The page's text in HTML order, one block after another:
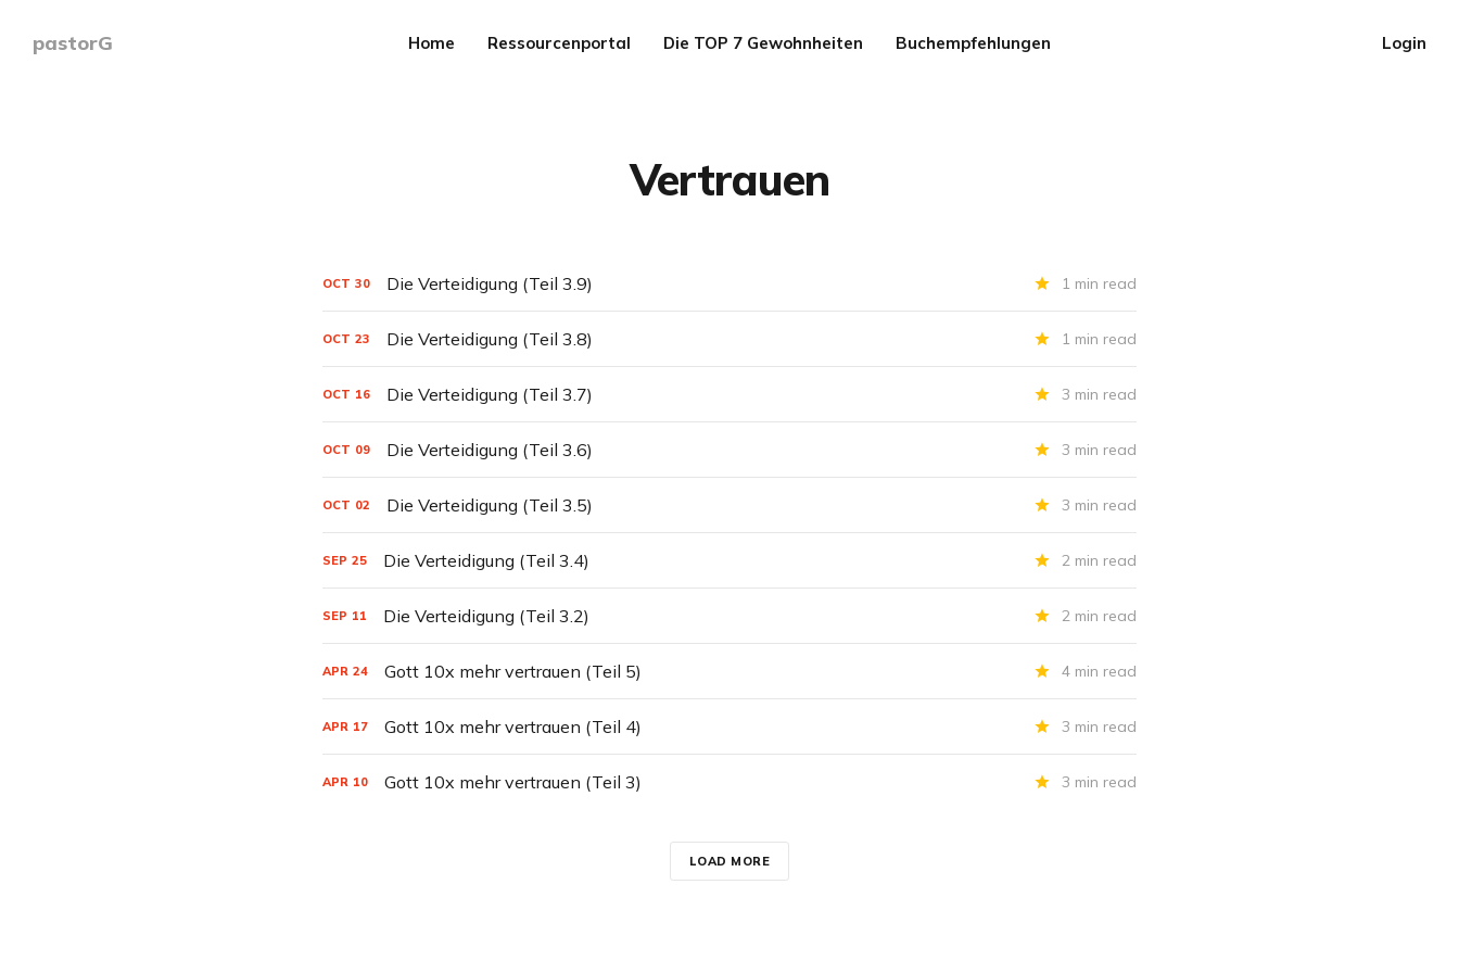
pastorG Home Ressourcenportal Die TOP 7 Gewohnheiten Buchempfehlungen Login
Vertrauen
OCT 30 Die Verteidigung (Teil 3.9) 1 min read
OCT 23 Die Verteidigung (Teil 3.8) 1 min read
OCT 16 Die Verteidigung (Teil 3.7) 3 min read
OCT 09 Die Verteidigung (Teil 3.6) 3 min read
OCT 02 Die Verteidigung (Teil 3.5) 3 min read
SEP 25 Die Verteidigung (Teil 3.4) 2 min read
SEP 11 Die Verteidigung (Teil 3.2) 2 min read
APR 24 Gott 10x mehr vertrauen (Teil 5) 4 min read
APR 17 Gott 10x mehr vertrauen (Teil 4) 3 min read
APR 10 Gott 10x mehr vertrauen (Teil 3) 3 min read
LOAD MORE